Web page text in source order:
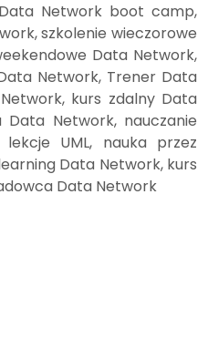
Network boot camp,
szkolenie wieczorowe
Data Network,
Network, Trener Data
kurs zdalny Data
Data Network, nauczanie
UML, nauka przez
Data Network, kurs
Data Network